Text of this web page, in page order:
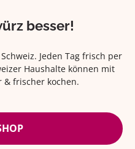
besser!
Jeden Tag frisch per
Haushalte können mit
frischer kochen.